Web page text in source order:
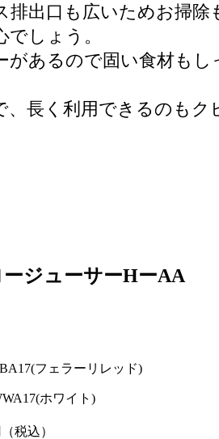
排出口も広いためお掃除
しょう。
があるので固い食材も
、長く利用できるのもク
ジューサーHーAA
フェラーリレッド)
ホワイト)
税込）